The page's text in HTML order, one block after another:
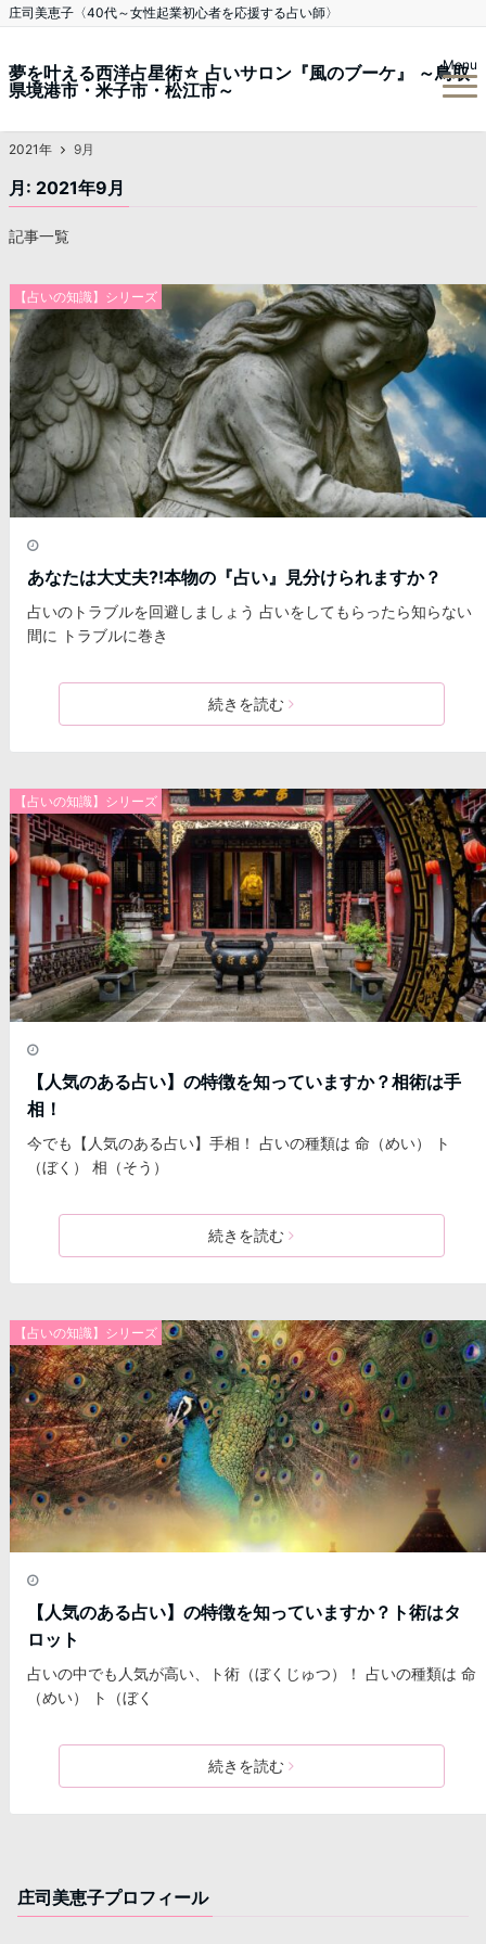
庄司美恵子〈40代～女性起業初心者を応援する占い師〉
夢を叶える西洋占星術☆ 占いサロン『風のブーケ』 ～鳥取
県境港市・米子市・松江市～
Menu
2021年 9月
月: 2021年9月
記事一覧
【占いの知識】シリーズ
あなたは大丈夫⁈本物の『占い』見分けられますか？
占いのトラブルを回避しましょう 占いをしてもらったら知らない
間に トラブルに巻き
続きを読む
【占いの知識】シリーズ
【人気のある占い】の特徴を知っていますか？相術は手
相！
今でも【人気のある占い】手相！ 占いの種類は 命（めい） ト
（ぼく） 相（そう）
続きを読む
【占いの知識】シリーズ
【人気のある占い】の特徴を知っていますか？ト術はタ
ロット
占いの中でも人気が高い、ト術（ぼくじゅつ）！ 占いの種類は 命
（めい） ト（ぼく
続きを読む
庄司美恵子プロフィール